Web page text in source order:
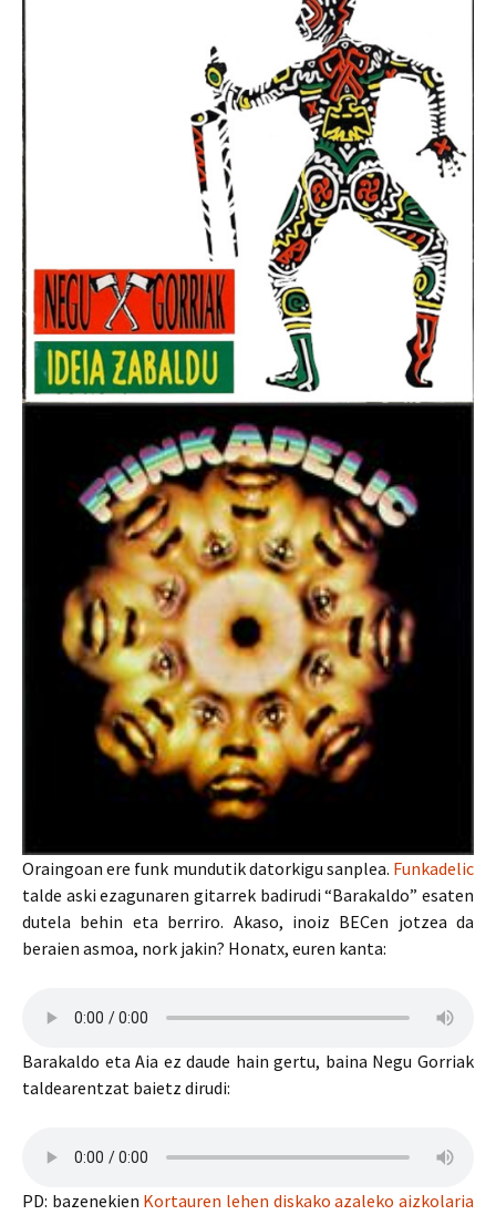
Oraingoan ere funk mundutik datorkigu sanplea. Funkadelic
talde aski ezagunaren gitarrek badirudi “Barakaldo” esaten
dutela behin eta berriro. Akaso, inoiz BECen jotzea da
beraien asmoa, nork jakin? Honatx, euren kanta:
Barakaldo eta Aia ez daude hain gertu, baina Negu Gorriak
taldearentzat baietz dirudi:
PD: bazenekien Kortauren lehen diskako azaleko aizkolaria